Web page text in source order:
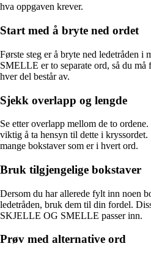
hva oppgaven krever.
Start med å bryte ned ordet
Første steg er å bryte ned ledetråden
SMELLE er to separate ord, så du
hver del består av.
Sjekk overlapp og lengde
Se etter overlapp mellom de to
viktig å ta hensyn til dette i
mange bokstaver som er i hvert ord.
Bruk tilgjengelige bokstaver
Dersom du har allerede fylt inn noen
ledetråden, bruk dem til din fordel.
SKJELLE OG SMELLE passer inn.
Prøv med alternative ord